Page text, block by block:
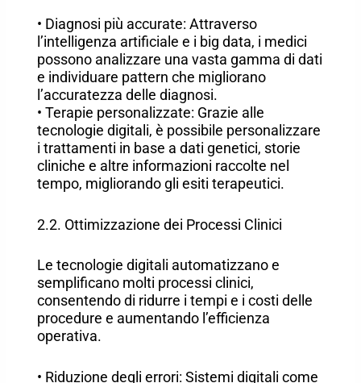
• Diagnosi più accurate: Attraverso
l’intelligenza artificiale e i big data, i medici
possono analizzare una vasta gamma di dati
e individuare pattern che migliorano
l’accuratezza delle diagnosi.
• Terapie personalizzate: Grazie alle
tecnologie digitali, è possibile personalizzare
i trattamenti in base a dati genetici, storie
cliniche e altre informazioni raccolte nel
tempo, migliorando gli esiti terapeutici.
2.2. Ottimizzazione dei Processi Clinici
Le tecnologie digitali automatizzano e
semplificano molti processi clinici,
consentendo di ridurre i tempi e i costi delle
procedure e aumentando l’efficienza
operativa.
• Riduzione degli errori: Sistemi digitali come